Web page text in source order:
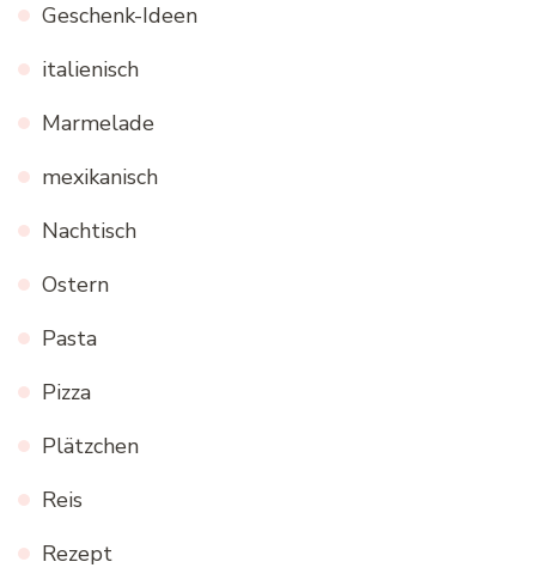
Geschenk-Ideen
italienisch
Marmelade
mexikanisch
Nachtisch
Ostern
Pasta
Pizza
Plätzchen
Reis
Rezept